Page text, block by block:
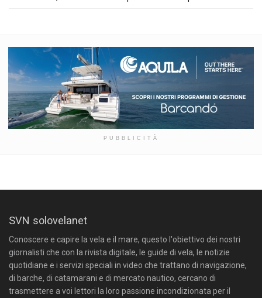
PUBBLICITÀ
SVN solovelanet
Conoscere e capire la vela e il mare, questo l'obiettivo dei nostri
giornalisti che con la rivista digitale, le guide di vela, le notizie
quotidiane e i servizi speciali in video che trattano di navigazione,
di barche, di catamarani e di mercato nautico, cercano di
trasmettere a voi lettori la loro passione incondizionata per il